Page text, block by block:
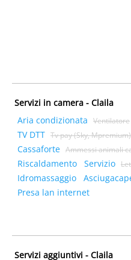
Servizi in camera - Claila
Aria condizionata
Ventilatore
TV DTT Tv pay (Sky, Mpremium)
Cassaforte Ammessi animali
Riscaldamento
Servizio
Idromassaggio
Presa lan internet
Servizi aggiuntivi - Claila